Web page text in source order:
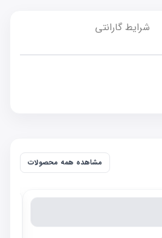
شرایط گارانتی
مشاهده همه محصولات